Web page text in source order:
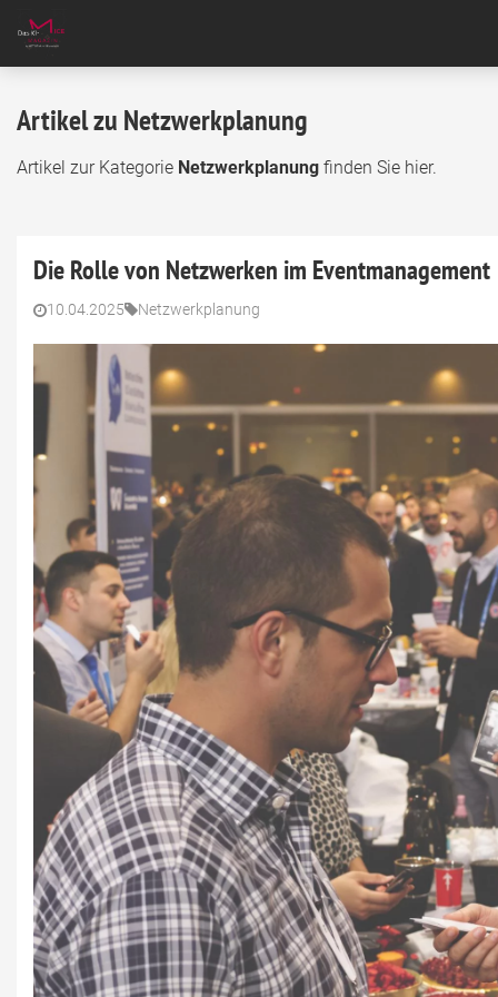
Artikel zu Netzwerkplanung
Artikel zur Kategorie Netzwerkplanung finden Sie hier.
Die Rolle von Netzwerken im Eventmanagement
10.04.2025 Netzwerkplanung